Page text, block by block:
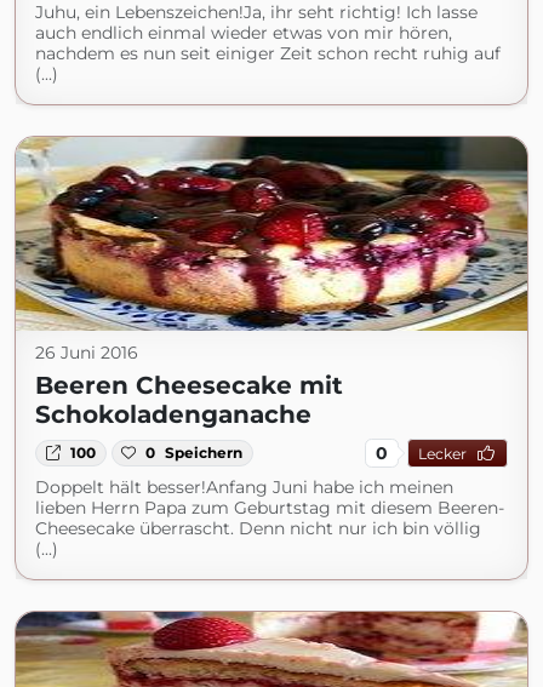
Juhu, ein Lebenszeichen!Ja, ihr seht richtig! Ich lasse
auch endlich einmal wieder etwas von mir hören,
nachdem es nun seit einiger Zeit schon recht ruhig auf
(...)
26 Juni 2016
Beeren Cheesecake mit
Schokoladenganache
100 0 Speichern 0 Lecker
Doppelt hält besser!Anfang Juni habe ich meinen
lieben Herrn Papa zum Geburtstag mit diesem Beeren-
Cheesecake überrascht. Denn nicht nur ich bin völlig
(...)